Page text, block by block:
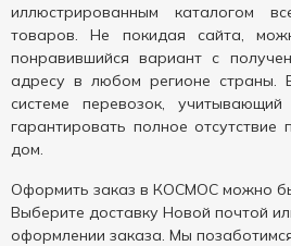
иллюстрированным каталогом
товаров. Не покидая сайта,
понравившийся вариант с
адресу в любом регионе страны.
системе перевозок,
гарантировать полное
дом.
Оформить заказ в КОСМОС можно
Выберите доставку Новой почтой
оформлении заказа. Мы